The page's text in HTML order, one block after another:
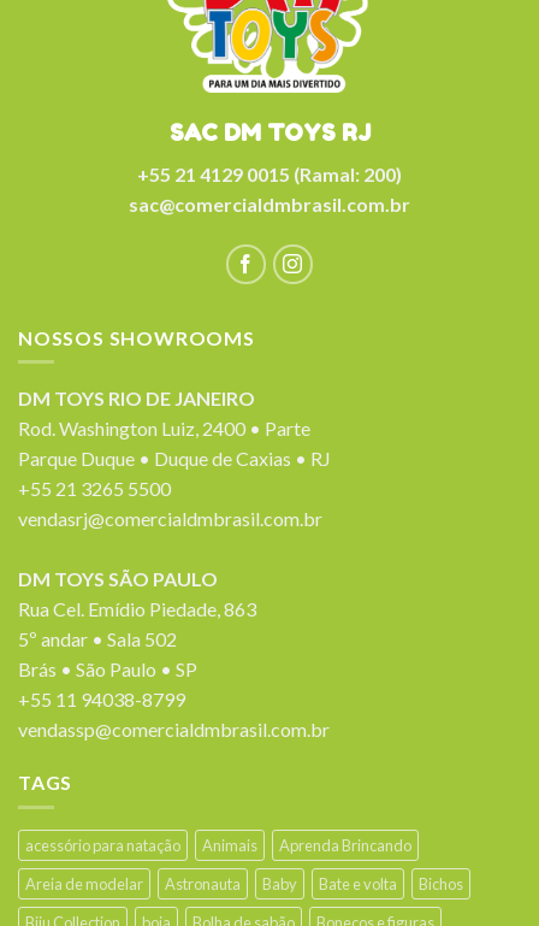
SAC DM TOYS RJ
+55 21 4129 0015 (Ramal: 200)
sac@comercialdmbrasil.com.br
NOSSOS SHOWROOMS
DM TOYS RIO DE JANEIRO
Rod. Washington Luiz, 2400 • Parte
Parque Duque • Duque de Caxias • RJ
+55 21 3265 5500
vendasrj@comercialdmbrasil.com.br
DM TOYS SÃO PAULO
Rua Cel. Emídio Piedade, 863
5º andar • Sala 502
Brás • São Paulo • SP
+55 11 94038-8799
vendassp@comercialdmbrasil.com.br
TAGS
acessório para natação Animais
Aprenda Brincando
Areia de modelar
Astronauta Baby Bate e volta
Bichos